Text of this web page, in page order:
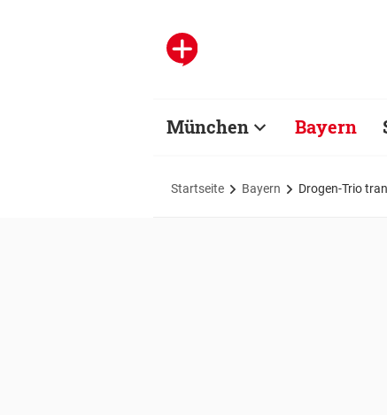
München Bayern
Startseite Bayern Drogen-Trio